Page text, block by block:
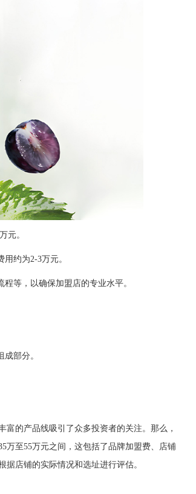
元。
约为2-3万元。
等，以确保加盟店的专业水平。
部分。
的产品线吸引了众多投资者的关注。那么，
万至55万元之间，这包括了品牌加盟费、店铺
店铺的实际情况和选址进行评估。